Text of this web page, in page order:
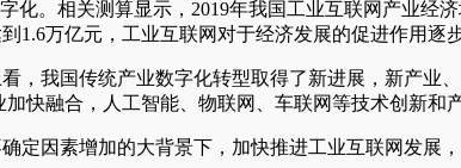
。相关测算显示，2019年我国工业互联网产业经
1.6万亿元，工业互联网对于经济发展的促进作用逐步
，我国传统产业数字化转型取得了新进展，新产业
快融合，人工智能、物联网、车联网等技术创新和
定因素增加的大背景下，加快推进工业互联网发展